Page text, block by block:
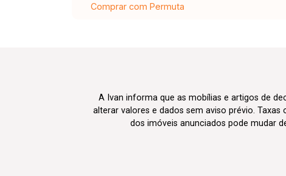
Comprar com Permuta
A Ivan informa que as mobílias e artigos de
alterar valores e dados sem aviso prévio.
dos imóveis anunciados pode mudar